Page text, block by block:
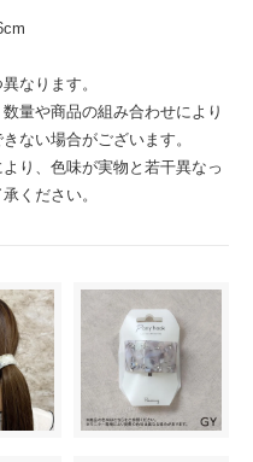
なります。
量や商品の組み合わせにより
ない場合がございます。
り、色味が実物と若干異なっ
ください。